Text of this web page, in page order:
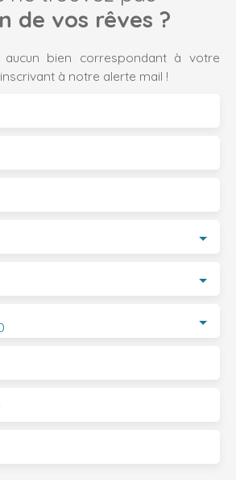
de vos rêves ?
aucun bien correspondant à votre
à notre alerte mail !